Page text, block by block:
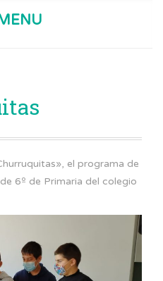
el programa de
6º de Primaria del colegio